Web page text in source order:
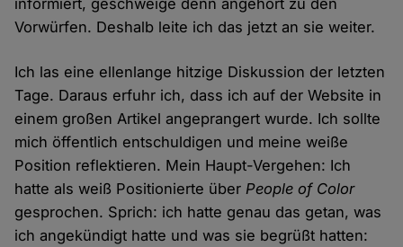
informiert, geschweige denn angehört zu den
Vorwürfen. Deshalb leite ich das jetzt an sie weiter.
Ich las eine ellenlange hitzige Diskussion der letzten
Tage. Daraus erfuhr ich, dass ich auf der Website in
einem großen Artikel angeprangert wurde. Ich sollte
mich öffentlich entschuldigen und meine weiße
Position reflektieren. Mein Haupt-Vergehen: Ich
hatte als weiß Positionierte überPeople of Color
gesprochen. Sprich: ich hatte genau das getan, was
ich angekündigt hatte und was sie begrüßt hatten: